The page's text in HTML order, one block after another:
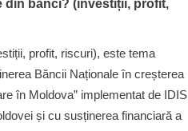
din bănci? (investiții, profit,
profit, riscuri), este tema
Băncii Naționale în creșterea
în Moldova” implementat de IDIS
și cu susținerea financiară a